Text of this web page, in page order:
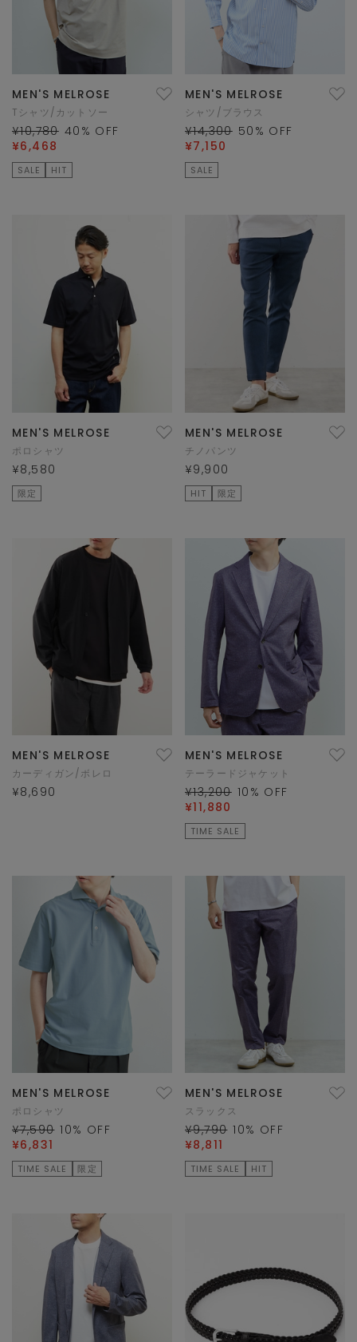
MEN'S MELROSE
Tシャツ/カットソー
¥10,780 40 % OFF
¥6,468
SALE HIT
MEN'S MELROSE
シャツ/ブラウス
¥14,300 50 % OFF
¥7,150
SALE
MEN'S MELROSE
ポロシャツ
¥8,580
限定
MEN'S MELROSE
チノパンツ
¥9,900
HIT 限定
MEN'S MELROSE
カーディガン/ボレロ
¥8,690
MEN'S MELROSE
テーラードジャケット
¥13,200 10 % OFF
¥11,880
TIME SALE
MEN'S MELROSE
ポロシャツ
¥7,590 10% OFF
¥6,831
TIME SALE 限定
MEN'S MELROSE
スラックス
¥9,790 10% OFF
¥8,811
TIME SALE HIT